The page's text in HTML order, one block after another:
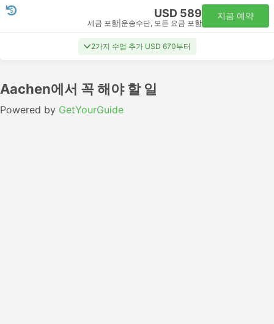
USD 589
세금 포함 운송수단, 모든 요금 포함
지금 예약
2가지 수업 추가 USD 670부터
Aachen에서 꼭 해야 할 일
Powered by GetYourGuide